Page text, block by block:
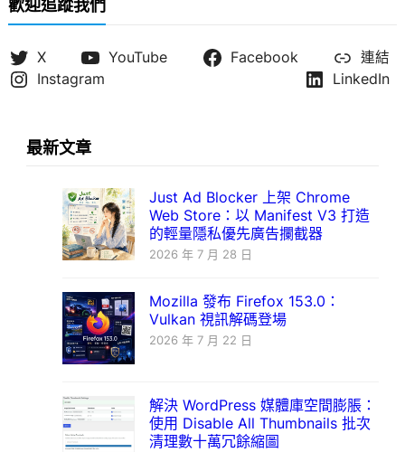
歡迎追蹤我們
X YouTube Facebook
連結
Instagram
LinkedIn
最新文章
Just Ad Blocker 上架 Chrome
Web Store：以 Manifest V3 打造
的輕量隱私優先廣告攔截器
2026 年 7 月 28 日
Mozilla 發布 Firefox 153.0：
Vulkan 視訊解碼登場
2026 年 7 月 22 日
解決 WordPress 媒體庫空間膨脹：
使用 Disable All Thumbnails 批次
清理數十萬冗餘縮圖